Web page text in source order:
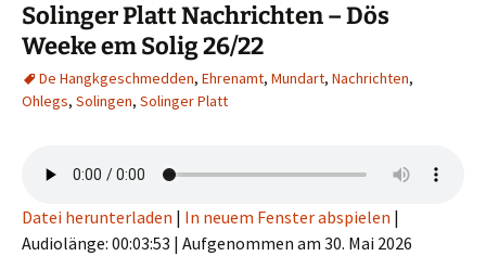
Solinger Platt Nachrichten – Dös
Weeke em Solig 26/22
De Hangkgeschmedden, Ehrenamt, Mundart, Nachrichten,
Ohlegs, Solingen, Solinger Platt
Datei herunterladen | In neuem Fenster abspielen |
Audiolänge: 00:03:53 | Aufgenommen am 30. Mai 2026